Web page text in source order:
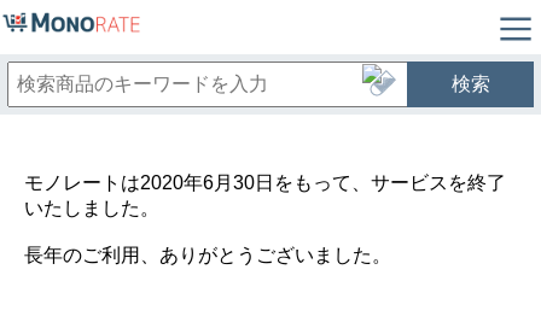
検索
モノレートは2020年6月30日をもって、サービスを終了
いたしました。
長年のご利用、ありがとうございました。